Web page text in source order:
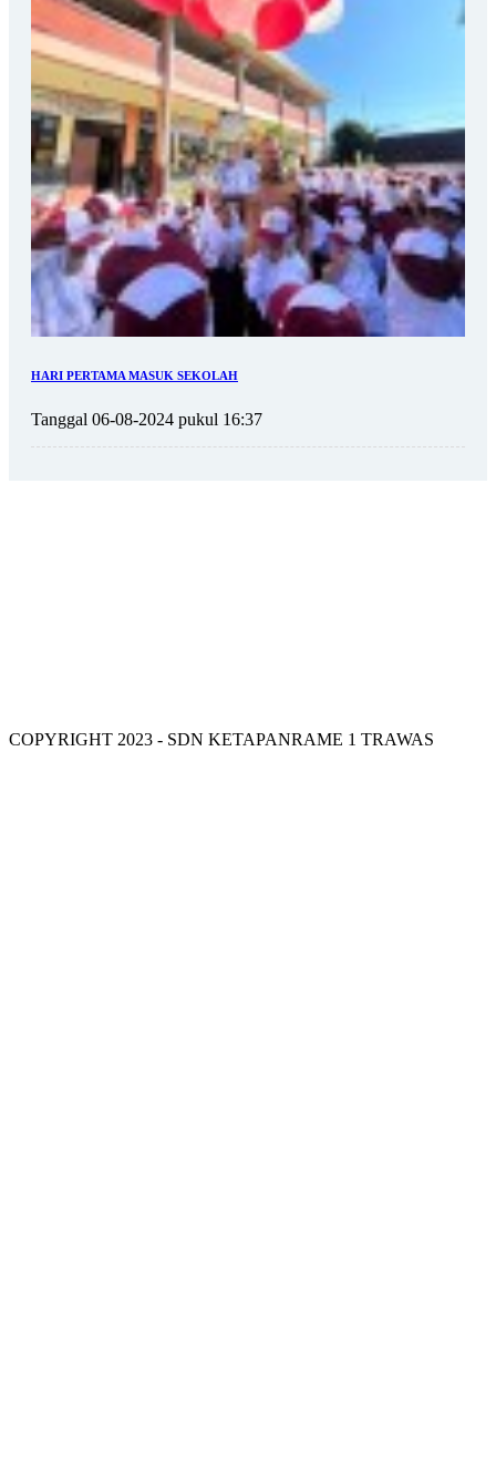
HARI PERTAMA MASUK SEKOLAH
Tanggal 06-08-2024 pukul 16:37
COPYRIGHT 2023 - SDN KETAPANRAME 1 TRAWAS